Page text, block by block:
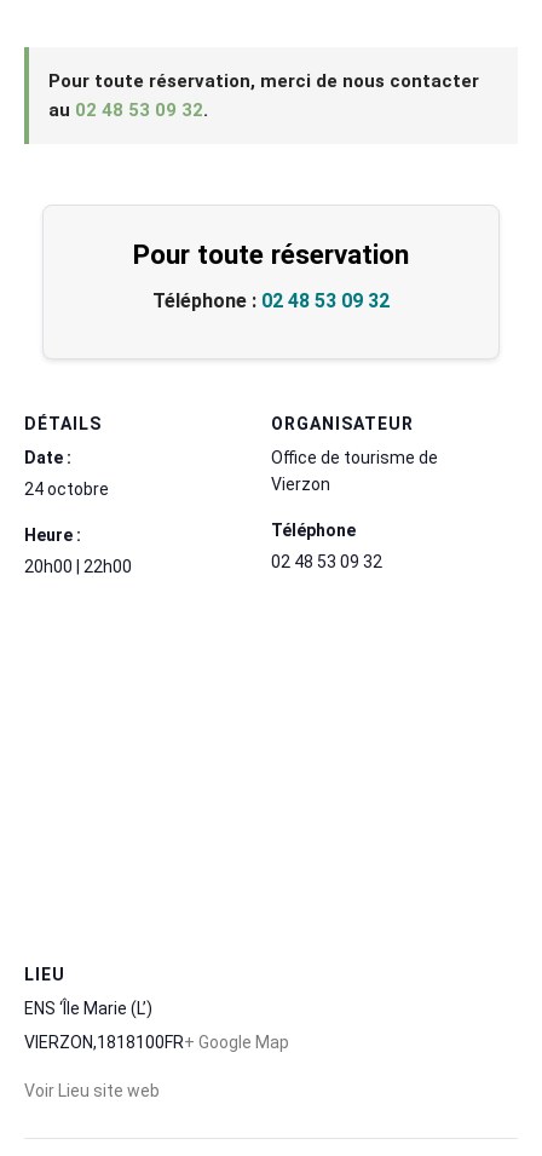
Pour toute réservation, merci de nous contacter
au 02 48 53 09 32.
Pour toute réservation
Téléphone : 02 48 53 09 32
DÉTAILS
Date :
24 octobre
Heure :
20h00 | 22h00
ORGANISATEUR
Office de tourisme de
Vierzon
Téléphone
02 48 53 09 32
LIEU
ENS ‘Île Marie (L’)
VIERZON,1818100FR+ Google Map
Voir Lieu site web